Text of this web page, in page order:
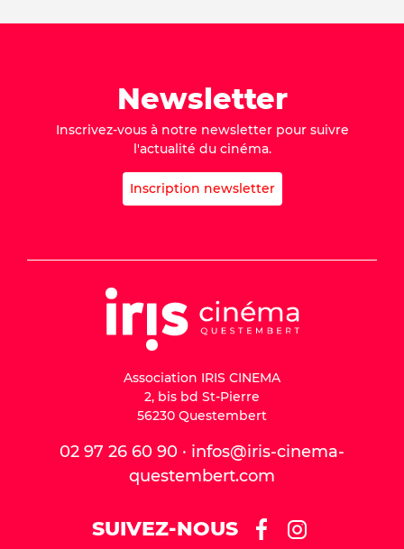
Newsletter
Inscrivez-vous à notre newsletter pour suivre
l'actualité du cinéma.
Inscription newsletter
Association IRIS CINEMA
2, bis bd St-Pierre
56230 Questembert
02 97 26 60 90 · infos@iris-cinema-
questembert.com
SUIVEZ-NOUS